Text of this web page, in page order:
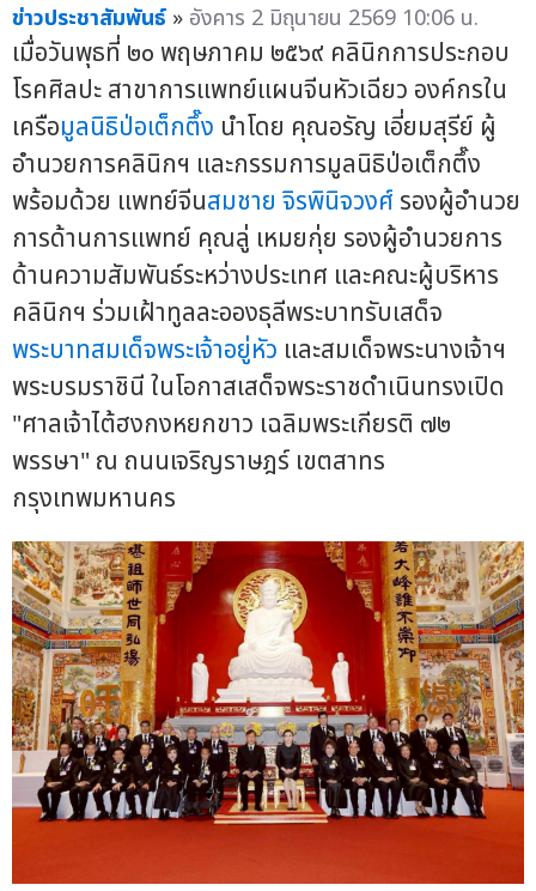
ข่าวประชาสัมพันธ์ » อังคาร 2 มิถุนายน 2569 10:06 น.
เมื่อวันพุธที่ ๒๐ พฤษภาคม ๒๕๖๙ คลินิกการประกอบ
โรคศิลปะ สาขาการแพทย์แผนจีนหัวเฉียว องค์กรใน
เครือมูลนิธิป่อเต็กตึ๊ง นำโดย คุณอรัญ เอี่ยมสุรีย์ ผู้
อำนวยการคลินิกฯ และกรรมการมูลนิธิป่อเต็กตึ๊ง
พร้อมด้วย แพทย์จีนสมชาย จิรพินิจวงศ์ รองผู้อำนวย
การด้านการแพทย์ คุณลู่ เหมยกุ่ย รองผู้อำนวยการ
ด้านความสัมพันธ์ระหว่างประเทศ และคณะผู้บริหาร
คลินิกฯ ร่วมเฝ้าทูลละอองธุลีพระบาทรับเสด็จ
พระบาทสมเด็จพระเจ้าอยู่หัว และสมเด็จพระนางเจ้าฯ
พระบรมราชินี ในโอกาสเสด็จพระราชดำเนินทรงเปิด
"ศาลเจ้าไต้ฮงกงหยกขาว เฉลิมพระเกียรติ ๗๒
พรรษา" ณ ถนนเจริญราษฎร์ เขตสาทร
กรุงเทพมหานคร